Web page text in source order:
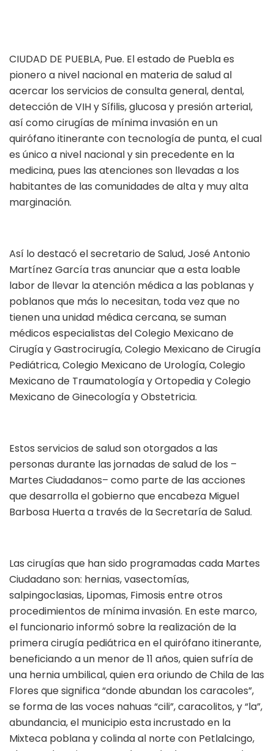
CIUDAD DE PUEBLA, Pue. El estado de Puebla es
pionero a nivel nacional en materia de salud al
acercar los servicios de consulta general, dental,
detección de VIH y Sífilis, glucosa y presión arterial,
así como cirugías de mínima invasión en un
quirófano itinerante con tecnología de punta, el cual
es único a nivel nacional y sin precedente en la
medicina, pues las atenciones son llevadas a los
habitantes de las comunidades de alta y muy alta
marginación.
Así lo destacó el secretario de Salud, José Antonio
Martínez García tras anunciar que a esta loable
labor de llevar la atención médica a las poblanas y
poblanos que más lo necesitan, toda vez que no
tienen una unidad médica cercana, se suman
médicos especialistas del Colegio Mexicano de
Cirugía y Gastrocirugía, Colegio Mexicano de Cirugía
Pediátrica, Colegio Mexicano de Urología, Colegio
Mexicano de Traumatología y Ortopedia y Colegio
Mexicano de Ginecología y Obstetricia.
Estos servicios de salud son otorgados a las
personas durante las jornadas de salud de los –
Martes Ciudadanos– como parte de las acciones
que desarrolla el gobierno que encabeza Miguel
Barbosa Huerta a través de la Secretaría de Salud.
Las cirugías que han sido programadas cada Martes
Ciudadano son: hernias, vasectomías,
salpingoclasias, Lipomas, Fimosis entre otros
procedimientos de mínima invasión. En este marco,
el funcionario informó sobre la realización de la
primera cirugía pediátrica en el quirófano itinerante,
beneficiando a un menor de 11 años, quien sufría de
una hernia umbilical, quien era oriundo de Chila de las
Flores que significa “donde abundan los caracoles”,
se forma de las voces nahuas “cili”, caracolitos, y “la”,
abundancia, el municipio esta incrustado en la
Mixteca poblana y colinda al norte con Petlalcingo,